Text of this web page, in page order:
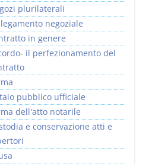
plurilaterali
negoziale
in genere
il perfezionamento del
pubblico ufficiale
dell'atto notarile
e conservazione atti e